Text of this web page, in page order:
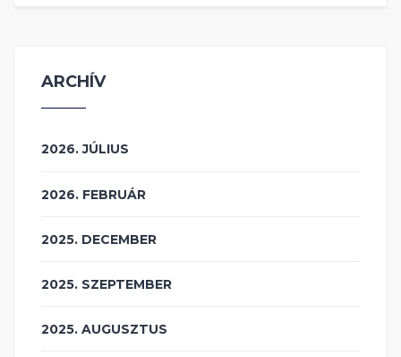
ARCHÍV
2026. JÚLIUS
2026. FEBRUÁR
2025. DECEMBER
2025. SZEPTEMBER
2025. AUGUSZTUS